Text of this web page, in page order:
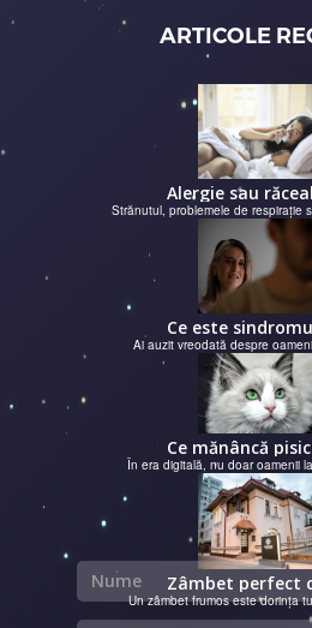
ARTICOLE
Strănutul, problemele de respirație
Ai auzit vreodată despre
În era digitală, nu doar oamenii
Un zâmbet frumos este dorința
Nume